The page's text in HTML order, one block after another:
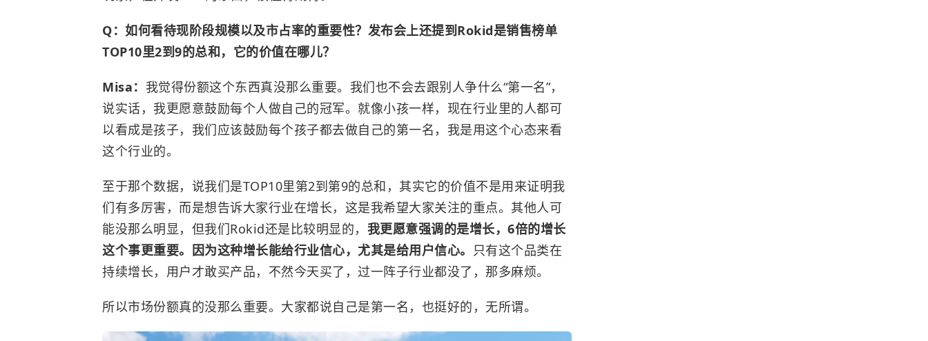
Q：如何看待现阶段规模以及市占率的重要性？发布会上还提到Rokid是销售榜单
TOP10里2到9的总和，它的价值在哪儿？
Misa： 我觉得份额这个东西真没那么重要。我们也不会去跟别人争什么“第一名”，
说实话，我更愿意鼓励每个人做自己的冠军。就像小孩一样，现在行业里的人都可
以看成是孩子，我们应该鼓励每个孩子都去做自己的第一名，我是用这个心态来看
这个行业的。
至于那个数据，说我们是TOP10里第2到第9的总和，其实它的价值不是用来证明我
们有多厉害，而是想告诉大家行业在增长，这是我希望大家关注的重点。其他人可
能没那么明显，但我们Rokid还是比较明显的， 我更愿意强调的是增长，6倍的增长
这个事更重要。因为这种增长能给行业信心，尤其是给用户信心。 只有这个品类在
持续增长，用户才敢买产品，不然今天买了，过一阵子行业都没了，那多麻烦。
所以市场份额真的没那么重要。大家都说自己是第一名，也挺好的，无所谓。